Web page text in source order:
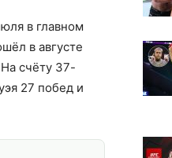
в главном
в августе
счёту 37-
27 побед и